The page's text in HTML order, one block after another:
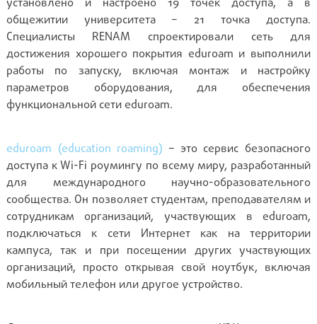
установлено и настроено 19 точек доступа, а в
общежитии университета – 21 точка доступа.
Специалисты RENAM спроектировали сеть для
достижения хорошего покрытия eduroam и выполнили
работы по запуску, включая монтаж и настройку
параметров оборудования, для обеспечения
функциональной сети eduroam.
eduroam (education roaming) – это сервис безопасного
доступа к Wi-Fi роумингу по всему миру, разработанный
для международного научно-образовательного
сообщества. Он позволяет студентам, преподавателям и
сотрудникам организаций, участвующих в eduroam,
подключаться к сети Интернет как на территории
кампуса, так и при посещении других участвующих
организаций, просто открывая свой ноутбук, включая
мобильный телефон или другое устройство.